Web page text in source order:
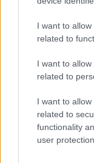
I want to
related to
I want to
related to
I want to
related to
functionality
user protection.